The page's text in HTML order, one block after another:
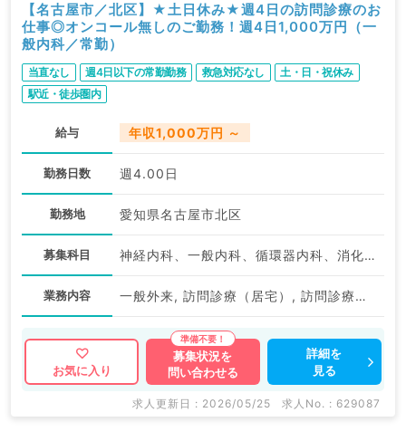
【名古屋市／北区】★土日休み★週4日の訪問診療のお
仕事◎オンコール無しのご勤務！週4日1,000万円（一
般内科／常勤）
当直なし 週4日以下の常勤勤務 救急対応なし
土・日・祝休み
駅近・徒歩圏内
給与 年収1,000万円 ～
勤務日数 週4.00日
勤務地 愛知県名古屋市北区
募集科目 神経内科、一般内科、循環器内科、消化器内科、老年内科、外科系全般、一般外科
業務内容 一般外来, 訪問診療（居宅）, 訪問診療（施設）
お気に入り
募集状況を
問い合わせる
詳細を
見る
求人更新日 : 2026/05/25 求人No. : 629087